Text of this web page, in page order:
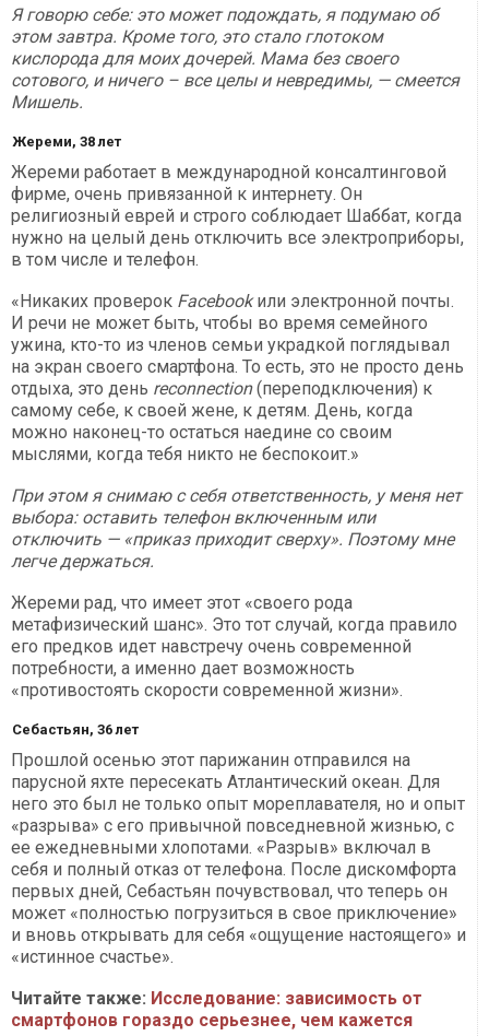
Я говорю себе: это может подождать, я подумаю об
этом завтра. Кроме того, это стало глотоком
кислорода для моих дочерей. Мама без своего
сотового, и ничего – все целы и невредимы, — смеется
Мишель.
Жереми, 38 лет
Жереми работает в международной консалтинговой
фирме, очень привязанной к интернету. Он
религиозный еврей и строго соблюдает Шаббат, когда
нужно на целый день отключить все электроприборы,
в том числе и телефон.
«Никаких проверок Facebookили электронной почты.
И речи не может быть, чтобы во время семейного
ужина, кто-то из членов семьи украдкой поглядывал
на экран своего смартфона. То есть, это не просто день
отдыха, это день reconneсtion(переподключения) к
самому себе, к своей жене, к детям. День, когда
можно наконец-то остаться наедине со своим
мыслями, когда тебя никто не беспокоит.»
При этом я снимаю с себя ответственность, у меня нет
выбора: оставить телефон включенным или
отключить — «приказ приходит сверху». Поэтому мне
легче держаться.
Жереми рад, что имеет этот «своего рода
метафизический шанс». Это тот случай, когда правило
его предков идет навстречу очень современной
потребности, а именно дает возможность
«противостоять скорости современной жизни».
Себастьян, 36 лет
Прошлой осенью этот парижанин отправился на
парусной яхте пересекать Атлантический океан. Для
него это был не только опыт мореплавателя, но и опыт
«разрыва» с его привычной повседневной жизнью, с
ее ежедневными хлопотами. «Разрыв» включал в
себя и полный отказ от телефона. После дискомфорта
первых дней, Себастьян почувствовал, что теперь он
может «полностью погрузиться в свое приключение»
и вновь открывать для себя «ощущение настоящего» и
«истинное счастье».
Читайте также: Исследование: зависимость от
смартфонов гораздо серьезнее, чем кажется